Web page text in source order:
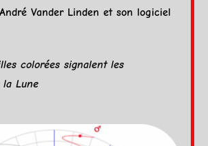
André Vander Linden et son logiciel
colorées signalent les
la Lune